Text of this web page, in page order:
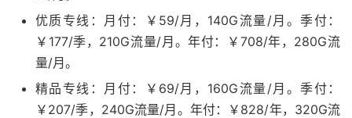
优质专线：月付：￥59/月，140G流量/月。季付：
￥177/季，210G流量/月。年付：￥708/年，280G流
量/月。
精品专线：月付：￥69/月，160G流量/月。季付：
￥207/季，240G流量/月。年付：￥828/年，320G流